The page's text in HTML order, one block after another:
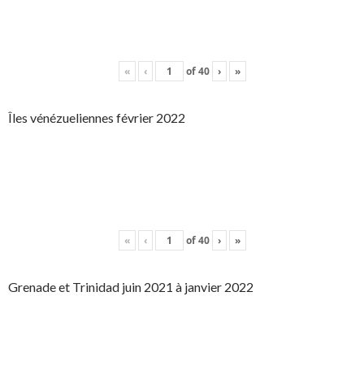
« ‹ of40 › »
Îles vénézueliennes février 2022
« ‹ of40 › »
Grenade et Trinidad juin 2021 à janvier 2022